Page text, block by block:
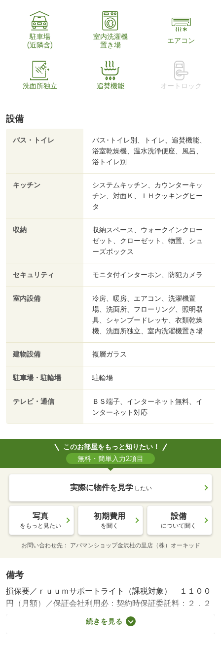
駐車場
(近隣含)
室内洗濯機
置き場
エアコン
洗面所独立 追焚機能 オートロック
設備
バス・トイレ
バス･トイレ別、トイレ、追焚機能、
浴室乾燥機、温水洗浄便座、風呂、
浴トイレ別
キッチン
システムキッチン、カウンターキッ
チン、対面Ｋ、ＩＨクッキングヒー
タ
収納
収納スペース、ウォークインクロー
ゼット、クローゼット、物置、シュ
ーズボックス
セキュリティ モニタ付インターホン、防犯カメラ
室内設備
冷房、暖房、エアコン、洗濯機置
場、洗面所、フローリング、照明器
具、シャンプードレッサ、衣類乾燥
機、洗面所独立、室内洗濯機置き場
建物設備 複層ガラス
駐車場・駐輪場 駐輪場
テレビ・通信
ＢＳ端子、インターネット無料、イ
ンターネット対応
このお部屋をもっと知りたい！
無料・簡単入力2項目
実際に物件を見学 したい
写真
をもっと見たい
初期費用
を聞く
設備
について聞く
お問い合わせ先 アパマンショップ金沢杜の里店（株）オーキッド
備考
損保要／ｒｕｕｍサポートライト（課税対象） １１００
円（月額）／保証会社利用必：契約時保証委託料：２．２
万／月額保証委託料：賃料総額の２．２％又は５．５％
※ペット可は２．５万／２．５％／［退去時費用 退去費
続きを見る